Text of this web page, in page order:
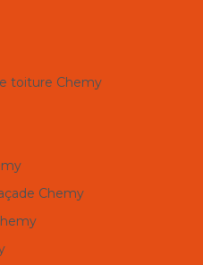
toiture Chemy
Chemy